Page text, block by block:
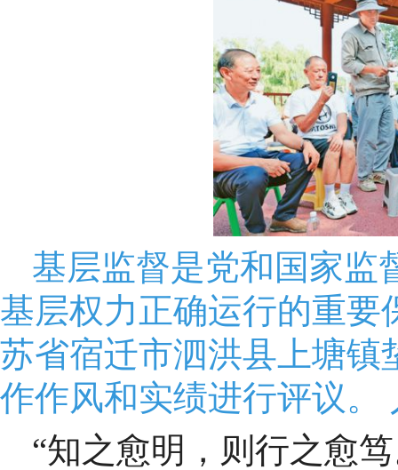
基层监督是党和国家监
基层权力正确运行的重要
苏省宿迁市泗洪县上塘镇
作作风和实绩进行评议。
“知之愈明，则行之愈